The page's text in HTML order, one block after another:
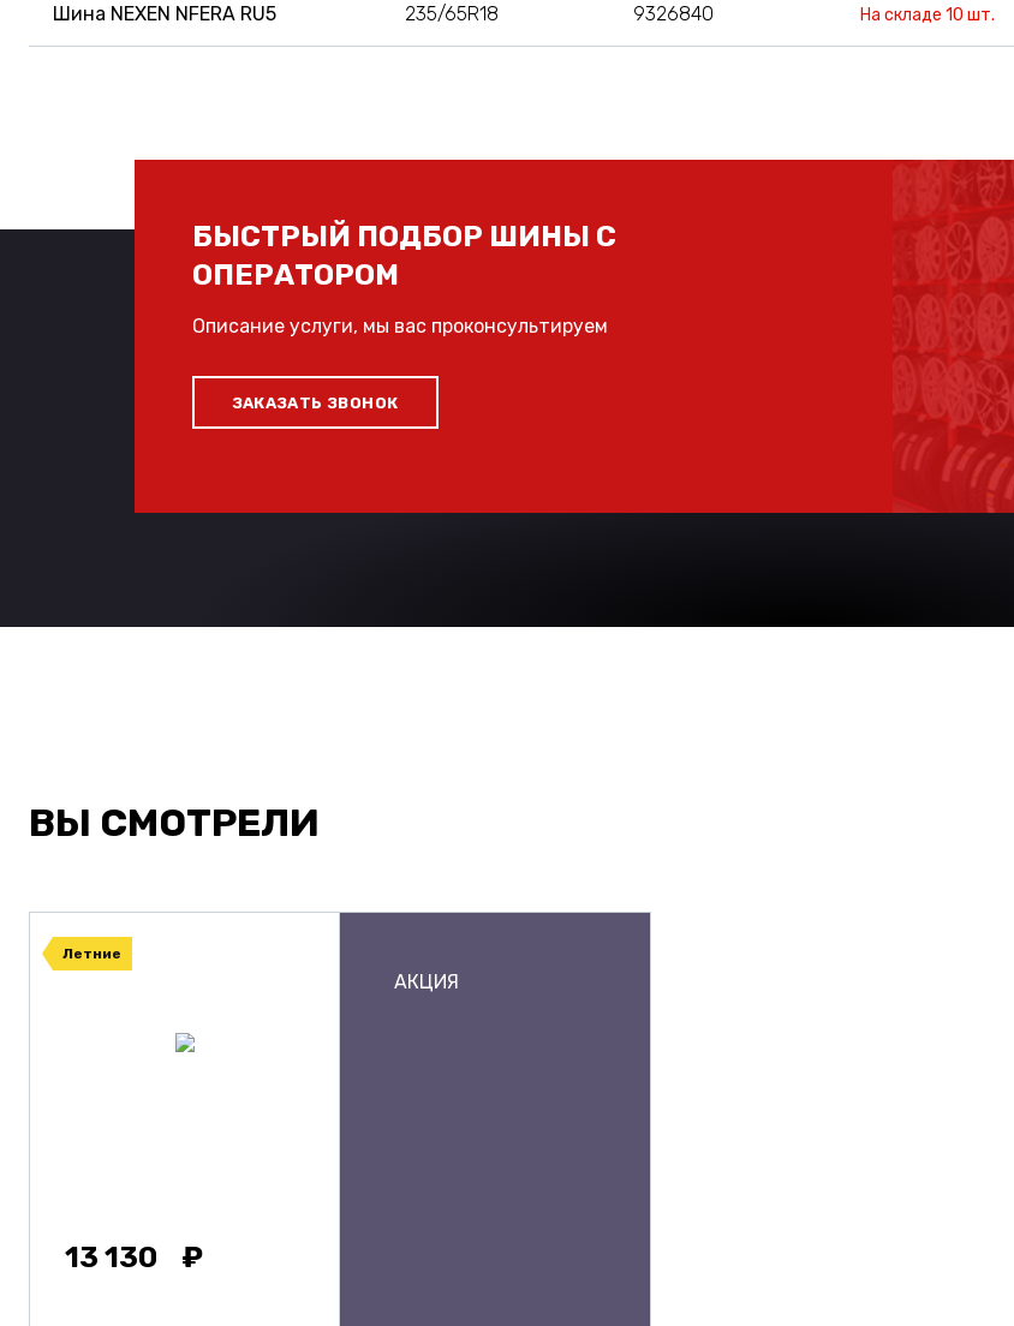
Шина NEXEN NFERA RU5 235/65R18 9326840 На складе 10 шт.
БЫСТРЫЙ ПОДБОР ШИНЫ С
ОПЕРАТОРОМ
Описание услуги, мы вас проконсультируем
ЗАКАЗАТЬ ЗВОНОК
ВЫ СМОТРЕЛИ
Летние
13 130
АКЦИЯ